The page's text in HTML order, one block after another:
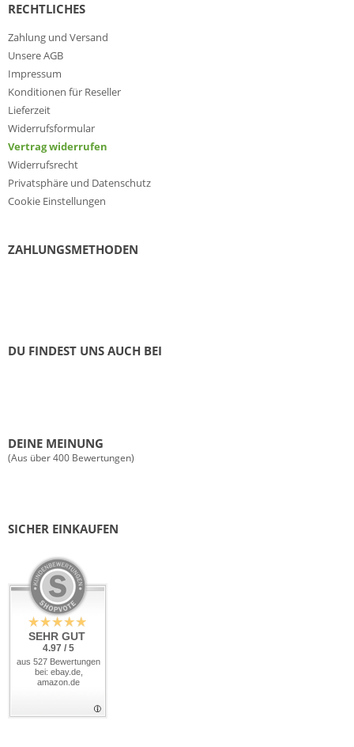
RECHTLICHES
Zahlung und Versand
Unsere AGB
Impressum
Konditionen für Reseller
Lieferzeit
Widerrufsformular
Vertrag widerrufen
Widerrufsrecht
Privatsphäre und Datenschutz
Cookie Einstellungen
ZAHLUNGSMETHODEN
DU FINDEST UNS AUCH BEI
DEINE MEINUNG
(Aus über 400 Bewertungen)
SICHER EINKAUFEN
SEHR GUT
4.97 / 5
aus 527 Bewertungen
bei: ebay.de,
amazon.de